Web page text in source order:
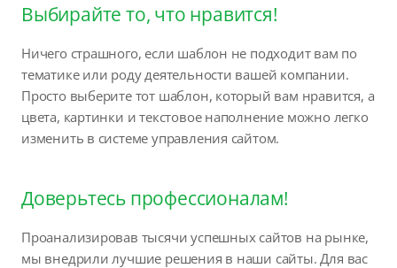
Выбирайте то, что нравится!
Ничего страшного, если шаблон не подходит вам по
тематике или роду деятельности вашей компании.
Просто выберите тот шаблон, который вам нравится, а
цвета, картинки и текстовое наполнение можно легко
изменить в системе управления сайтом.
Доверьтесь профессионалам!
Проанализировав тысячи успешных сайтов на рынке,
мы внедрили лучшие решения в наши сайты. Для вас